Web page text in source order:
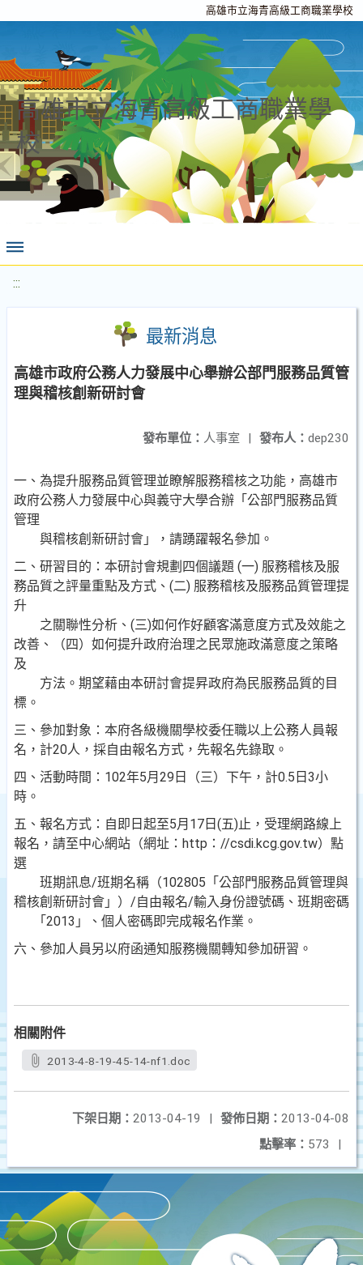
高雄市立海青高級工商職業學校
高雄市立海青高級工商職業學
校
:::
最新消息
高雄市政府公務人力發展中心舉辦公部門服務品質管
理與稽核創新研討會
發布人： dep230
發布單位： 人事室 |
一、為提升服務品質管理並瞭解服務稽核之功能，高雄市
政府公務人力發展中心與義守大學合辦「公部門服務品質
管理
與稽核創新研討會」，請踴躍報名參加。
二、研習目的：本研討會規劃四個議題 (一) 服務稽核及服
務品質之評量重點及方式、(二) 服務稽核及服務品質管理提
升
之關聯性分析、(三)如何作好顧客滿意度方式及效能之
改善、（四）如何提升政府治理之民眾施政滿意度之策略
及
方法。期望藉由本研討會提昇政府為民服務品質的目
標。
三、參加對象：本府各級機關學校委任職以上公務人員報
名，計20人，採自由報名方式，先報名先錄取。
四、活動時間：102年5月29日（三）下午，計0.5日3小
時。
五、報名方式：自即日起至5月17日(五)止，受理網路線上
報名，請至中心網站（網址：http：//csdi.kcg.gov.tw）點
選
班期訊息/班期名稱（102805「公部門服務品質管理與
稽核創新研討會」）/自由報名/輸入身份證號碼、班期密碼
「2013」、個人密碼即完成報名作業。
六、參加人員另以府函通知服務機關轉知參加研習。
相關附件
2013-4-8-19-45-14-nf1.doc
發佈日期： 2013-04-08
下架日期： 2013-04-19
|
點擊率： 573 |